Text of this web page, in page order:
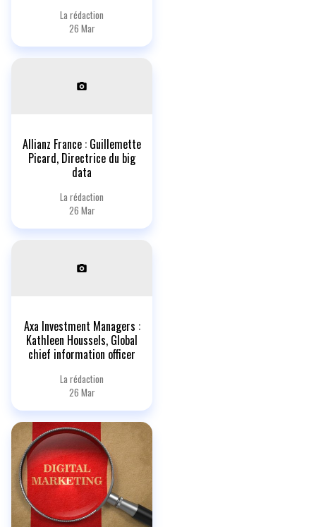
La rédaction
26 Mar
Allianz France : Guillemette
Picard, Directrice du big
data
La rédaction
26 Mar
Axa Investment Managers :
Kathleen Houssels, Global
chief information officer
La rédaction
26 Mar